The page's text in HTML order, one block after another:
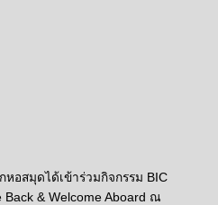
อสมุดได้เข้าร่วมกิจกรรม BIC
Back & Welcome Aboard ณ